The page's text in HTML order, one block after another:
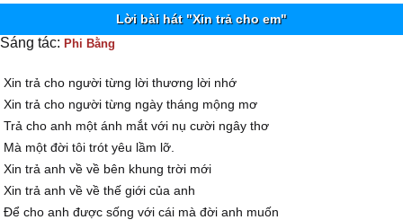
Lời bài hát "Xin trả cho em"
Sáng tác: Phi Bằng
Xin trả cho người từng lời thương lời nhớ
Xin trả cho người từng ngày tháng mộng mơ
Trả cho anh một ánh mắt với nụ cười ngây thơ
Mà một đời tôi trót yêu lầm lỡ.
Xin trả anh về về bên khung trời mới
Xin trả anh về về thế giới của anh
Để cho anh được sống với cái mà đời anh muốn